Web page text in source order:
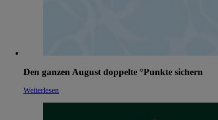
Den ganzen August doppelte °Punkte sichern
Weiterlesen